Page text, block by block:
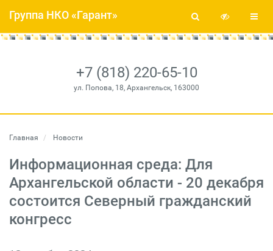
+7 (818) 220-65-10
ул. Попова, 18, Архангельск, 163000
Группа НКО «Гарант»
Главная Новости
Информационная среда: Для
Архангельской области - 20 декабря
состоится Северный гражданский
конгресс